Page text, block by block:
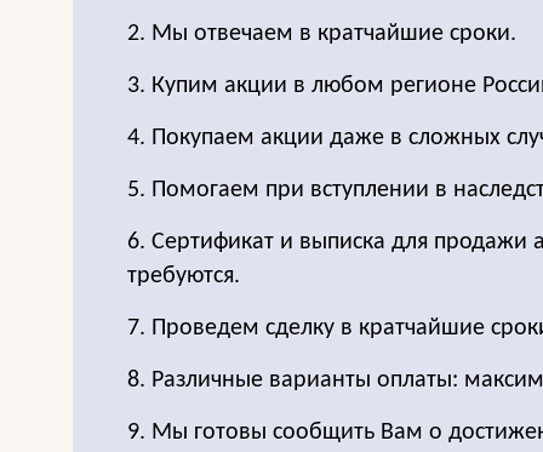
2. Мы отвечаем в кратчайшие сроки.
3. Купим акции в любом регионе
4. Покупаем акции даже в сложных
5. Помогаем при вступлении в
6. Сертификат и выписка для продажи
требуются.
7. Проведем сделку в кратчайшие
8. Различные варианты оплаты:
9. Мы готовы сообщить Вам о